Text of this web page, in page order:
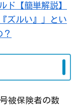
ド【簡単解説】
ズルい』」とい
被保険者の数